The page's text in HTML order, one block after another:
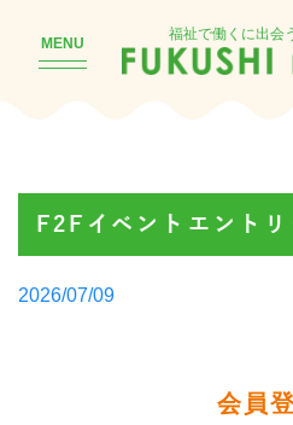
MENU
福祉で働くに出会
F2Fイベントエントリ
Posted
2026/07/09
会員